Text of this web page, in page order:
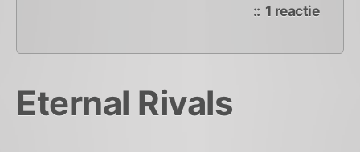
1 reactieop
Eternal Rivals